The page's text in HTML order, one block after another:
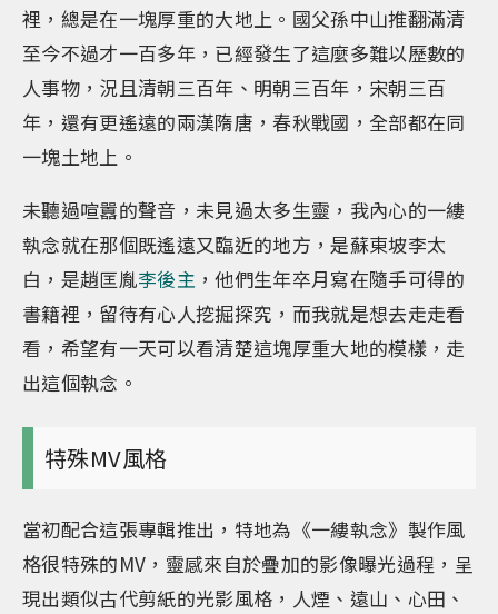
裡，總是在一塊厚重的大地上。國父孫中山推翻滿清
至今不過才一百多年，已經發生了這麼多難以歷數的
人事物，況且清朝三百年、明朝三百年，宋朝三百
年，還有更遙遠的兩漢隋唐，春秋戰國，全部都在同
一塊土地上。
未聽過喧囂的聲音，未見過太多生靈，我內心的一縷
執念就在那個既遙遠又臨近的地方，是蘇東坡李太
白，是趙匡胤李後主 ，他們生年卒月寫在隨手可得的
書籍裡，留待有心人挖掘探究，而我就是想去走走看
看，希望有一天可以看清楚這塊厚重大地的模樣，走
出這個執念。
特殊MV風格
當初配合這張專輯推出，特地為《一縷執念》製作風
格很特殊的MV，靈感來自於疊加的影像曝光過程，呈
現出類似古代剪紙的光影風格，人煙、遠山、心田、